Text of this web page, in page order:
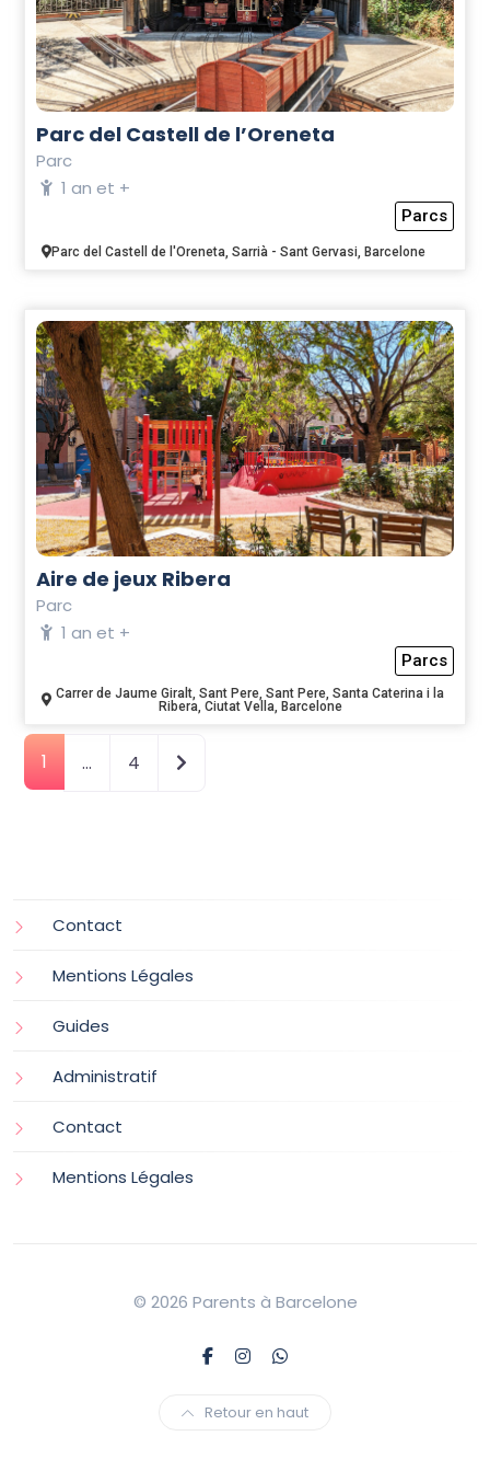
Parc del Castell de l’Oreneta
Parc
1 an et +
Parcs
Parc del Castell de l'Oreneta, Sarrià - Sant Gervasi, Barcelone
Aire de jeux Ribera
Parc
1 an et +
Parcs
Carrer de Jaume Giralt, Sant Pere, Sant Pere, Santa Caterina i la
Ribera, Ciutat Vella, Barcelone
1 … 4 Older posts
Contact
Mentions Légales
Guides
Administratif
Contact
Mentions Légales
© 2026 Parents à Barcelone
Retour en haut